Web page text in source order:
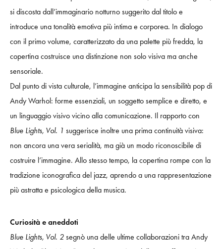
si discosta dall’immaginario notturno suggerito dal titolo e
introduce una tonalità emotiva più intima e corporea. In dialogo
con il primo volume, caratterizzato da una palette più fredda, la
copertina costruisce una distinzione non solo visiva ma anche
sensoriale.
Dal punto di vista culturale, l’immagine anticipa la sensibilità pop di
Andy Warhol: forme essenziali, un soggetto semplice e diretto, e
un linguaggio visivo vicino alla comunicazione. Il rapporto con
Blue Lights, Vol. 1 suggerisce inoltre una prima continuità visiva:
non ancora una vera serialità, ma già un modo riconoscibile di
costruire l’immagine. Allo stesso tempo, la copertina rompe con la
tradizione iconografica del jazz, aprendo a una rappresentazione
più astratta e psicologica della musica.
Curiosità e aneddoti
Blue Lights, Vol. 2 segnò una delle ultime collaborazioni tra Andy